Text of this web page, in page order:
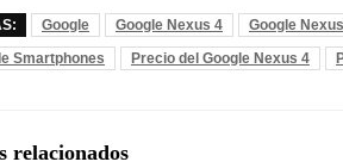
Google Google Nexus 4 Google
Smartphones
Precio del Google Nexus 4
relacionados